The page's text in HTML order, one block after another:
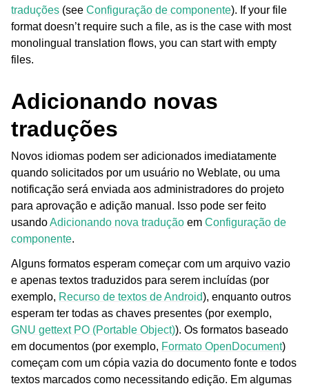
navigation of Formatos de arquivos suportados
navigation of Instruções de configuração
traduções (see Configuração de componente). If your file
format doesn’t require such a file, as is the case with most
monolingual translation flows, you can start with empty
files.
Adicionando novas
traduções
Novos idiomas podem ser adicionados imediatamente
quando solicitados por um usuário no Weblate, ou uma
notificação será enviada aos administradores do projeto
para aprovação e adição manual. Isso pode ser feito
usandoAdicionando nova tradução em Configuração de
componente.
Alguns formatos esperam começar com um arquivo vazio
e apenas textos traduzidos para serem incluídas (por
exemplo, Recurso de textos de Android), enquanto outros
esperam ter todas as chaves presentes (por exemplo,
GNU gettext PO (Portable Object)). Os formatos baseado
em documentos (por exemplo, Formato OpenDocument)
começam com um cópia vazia do documento fonte e todos
textos marcados como necessitando edição. Em algumas